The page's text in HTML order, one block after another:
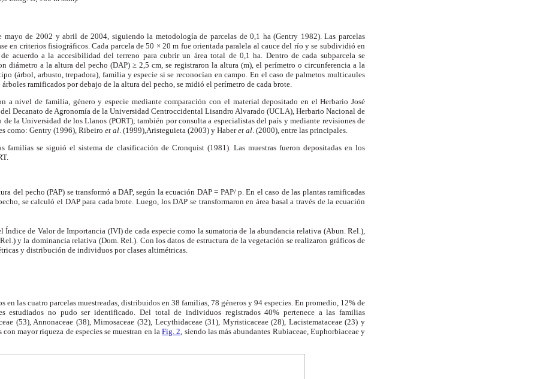
mayo de 2002 y abril de 2004, siguiendo la metodología de parcelas de0,1 ha (Gentry 1982). Las parcelas
en criterios fisiográficos. Cada parcela de 50 ×20 m fue orientada paralela al cauce del río y se subdividió en
acuerdo a la accesibilidad del terreno para cubrir un área total de 0,1 ha . Dentro de cada subparcela se
diámetro a la altura del pecho (DAP) ≥ 2,5 cm , se registraron la altura (m), el perímetro o circunferencia a la
(árbol, arbusto, trepadora), familia y especie si se reconocían en campo. En el caso de palmetos multicaules
ramificados por debajo de la altura del pecho, se midió el perímetro de cada brote.
a nivel de familia, género y especie mediante comparación con el material depositado en el Herbario José
Decanato de Agronomía dela Universidad Centroccidental Lisandro Alvarado (UCLA), Herbario Nacional de
de la Universidad de los Llanos (PORT); también por consulta a especialistas del país y mediante revisiones de
como: Gentry (1996), Ribeiro et al . (1999) ,Aristeguieta (2003) y Haberet al . (2000), entre las principales.
familias se siguió el sistema de clasificación de Cronquist (1981). Las muestras fueron depositadas en los
del pecho (PAP) se transformó a DAP, según la ecuación DAP = PAP/p. En el caso de las plantas ramificadas
se calculó el DAP para cada brote. Luego, los DAP se transformaron en área basal a través de la ecuación
Índice de Valor de Importancia (IVI) de cada especie como la sumatoria de la abundancia relativa (Abun. Rel.),
Rel.)y la dominancia relativa (Dom. Rel.). Con los datos de estructura de la vegetación se realizaron gráficos de
y distribución de individuos por clases altimétricas.
en las cuatro parcelas muestreadas, distribuidos en 38 familias, 78 géneros y 94 especies. En promedio, 12% de
estudiados no pudo ser identificado. Del total de individuos registrados 40% pertenece a las familias
(53), Annonaceae (38), Mimosaceae (32), Lecythidaceae (31), Myristicaceae (28), Lacistemataceae (23) y
mayor riqueza de especies se muestran en laFig. 2 , siendo las más abundantes Rubiaceae, Euphorbiaceae y